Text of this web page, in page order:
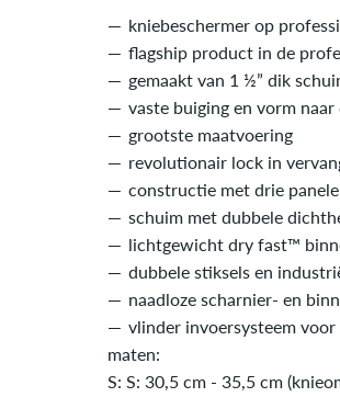
kniebeschermer op
flagship product in de
gemaakt van 1 ½” dik
vaste buiging en vorm
grootste maatvoering
revolutionair lock in
constructie met drie
schuim met dubbele
lichtgewicht dry fast™
dubbele stiksels en
naadloze scharnier- en
vlinder invoersysteem
maten:
S: S: 30,5 cm - 35,5 cm